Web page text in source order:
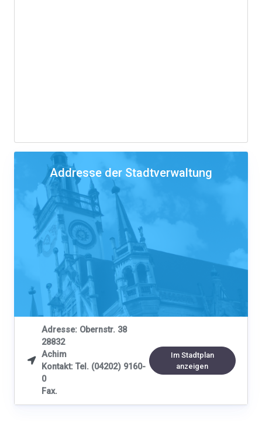
Addresse der Stadtverwaltung

Adresse: Obernstr. 38
28832
Achim
Kontakt: Tel. (04202) 9160-
0
Fax.
Im Stadtplan
anzeigen